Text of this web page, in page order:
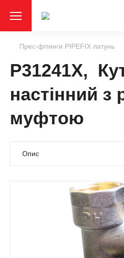
Прес-фітинги PIPEFIX латунь
P31241X,
настінний з
муфтою